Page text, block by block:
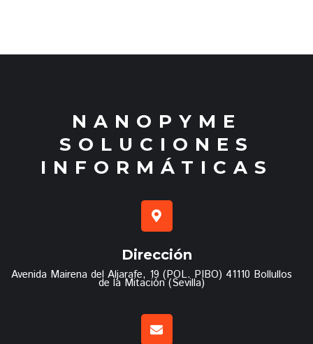
NANOPYME
SOLUCIONES
INFORMÁTICAS
Dirección
Avenida Mairena del Aljarafe, 19 (POL. PIBO) 41110 Bollullos
de la Mitación (Sevilla)